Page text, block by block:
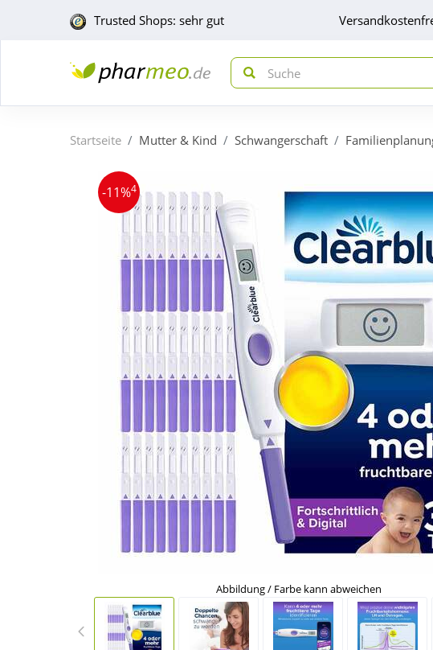
Trusted Shops: sehr gut
Startseite Mutter & Kind Schwangerschaft
-11%4
Abbildung / Farbe kann abweichen